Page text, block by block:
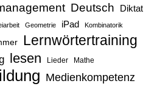
Deutsch
Diktat
Geometrie iPad Kombinatorik
Lernwörtertraining
lesen Lieder Mathe
Medienkompetenz